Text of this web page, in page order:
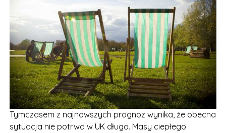
Tymczasem z najnowszych prognoz wynika, że obecna
sytuacja nie potrwa w UK długo. Masy ciepłego